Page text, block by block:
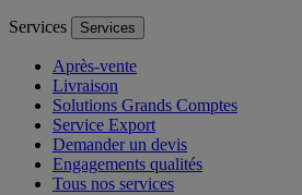
Services Services
Après-vente
Livraison
Solutions Grands Comptes
Service Export
Demander un devis
Engagements qualités
Tous nos services